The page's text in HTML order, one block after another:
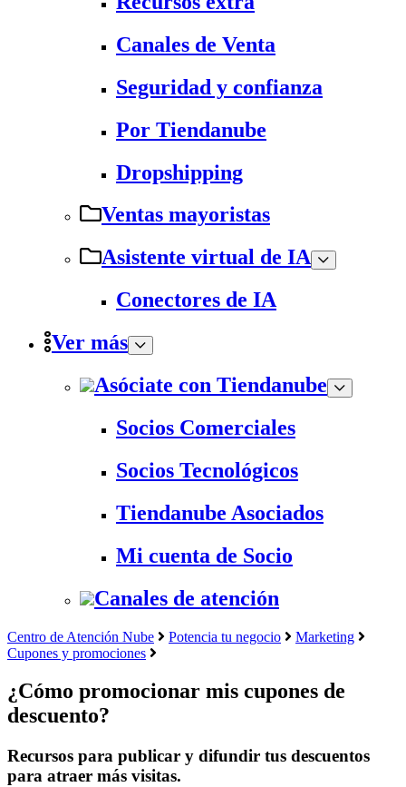
Canales de Venta
Seguridad y confianza
Por Tiendanube
Dropshipping
Ventas mayoristas
Asistente virtual de IA
Conectores de IA
Ver más
Asóciate con Tiendanube
Socios Comerciales
Socios Tecnológicos
Tiendanube Asociados
Mi cuenta de Socio
Canales de atención
Centro de Atención Nube Potencia tu negocio
Marketing
Cupones y promociones
¿Cómo promocionar mis cupones de
descuento?
Recursos para publicar y difundir tus descuentos
para atraer más visitas.